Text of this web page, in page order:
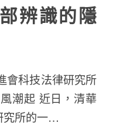
辨識的隱
會科技法律研究所
潮起 近日，清華
究所的一…